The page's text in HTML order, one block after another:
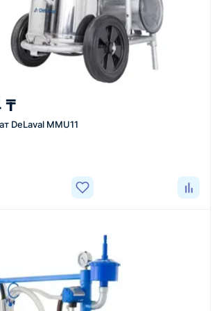
Казахстан и СНГ
оборудования в разные города и
регионы
доставки по большинству поставок
товара перед отправкой клиенту
Документы
накладные и сопроводительные
материалы
₸
DeLaval MMU11